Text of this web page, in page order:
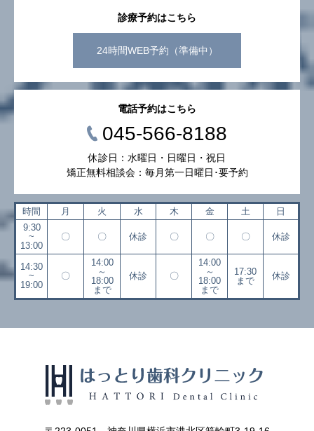
診療予約はこちら
24時間WEB予約（準備中）
電話予約はこちら
045-566-8188
休診日：水曜日・日曜日・祝日
矯正無料相談会：毎月第一日曜日･要予約
時間 月 火 水 木 金 土
日
9:30
~
13:00
〇 〇 休診 〇 〇 〇 休診
14:30
~
19:00
〇
14:00
～
18:00
まで
休診 〇
14:00
～
18:00
まで
17:30
まで
休診